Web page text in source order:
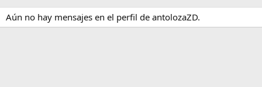
Aún no hay mensajes en el perfil de antolozaZD.